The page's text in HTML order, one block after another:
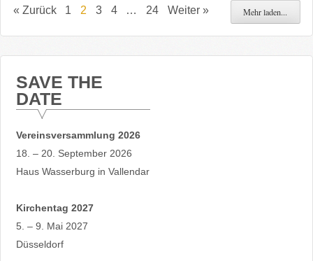
« Zurück 1 2 3 4 … 24 Weiter » Mehr laden...
SAVE THE
DATE
Vereinsversammlung 2026
18. – 20. September 2026
Haus Wasserburg in Vallendar
Kirchentag 2027
5. – 9. Mai 2027
Düsseldorf